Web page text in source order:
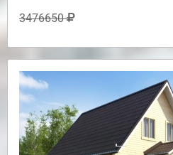
3476650